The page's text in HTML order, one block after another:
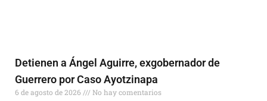
Detienen a Ángel Aguirre, exgobernador de
Guerrero por Caso Ayotzinapa
6 de agosto de 2026 No hay comentarios